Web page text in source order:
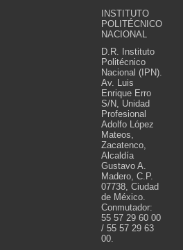
INSTITUTO
POLITÉCNICO
NACIONAL
D.R. Instituto
Politécnico
Nacional (IPN).
Av. Luis
Enrique Erro
S/N, Unidad
Profesional
Adolfo López
Mateos,
Zacatenco,
Alcaldía
Gustavo A.
Madero, C.P.
07738, Ciudad
de México.
Conmutador:
55 57 29 60 00
/ 55 57 29 63
00.